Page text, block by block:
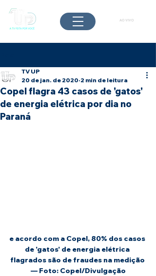
AO VIVO
Copel flagra 43 casos de 'gatos'
de energia elétrica por dia no
Paraná
TV UP
20 de jan. de 2020 2 min de leitura
e acordo com a Copel, 80% dos casos
de 'gatos' de energia elétrica
flagrados são de fraudes na medição
— Foto: Copel/Divulgação